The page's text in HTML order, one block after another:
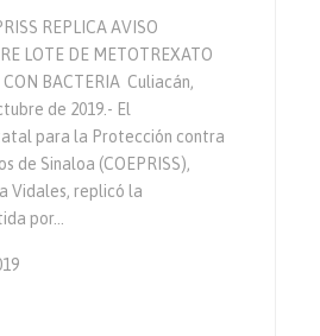
REPLICA AVISO
LOTE DE METOTREXATO
BACTERIA Culiacán,
de 2019.- El
para la Protección contra
de Sinaloa (COEPRISS),
Vidales, replicó la
por…